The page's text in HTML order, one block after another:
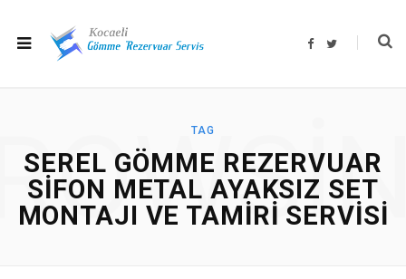
F
T
TAG
SEREL GÖMME REZERVUAR
SIFON METAL AYAKSIZ SET
MONTAJI VE TAMIRI SERVISI